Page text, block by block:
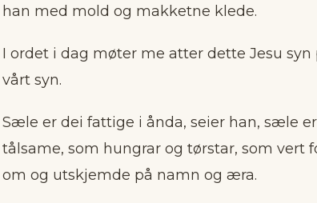
han med mold og makk­etne klede.
I ordet i dag møter me atter dette Jesu
vårt syn.
Sæle er dei fattige i ånda, seier han, sæle
tålsame, som hungrar og tørstar, som vert
om og utskjemde på namn og æra.